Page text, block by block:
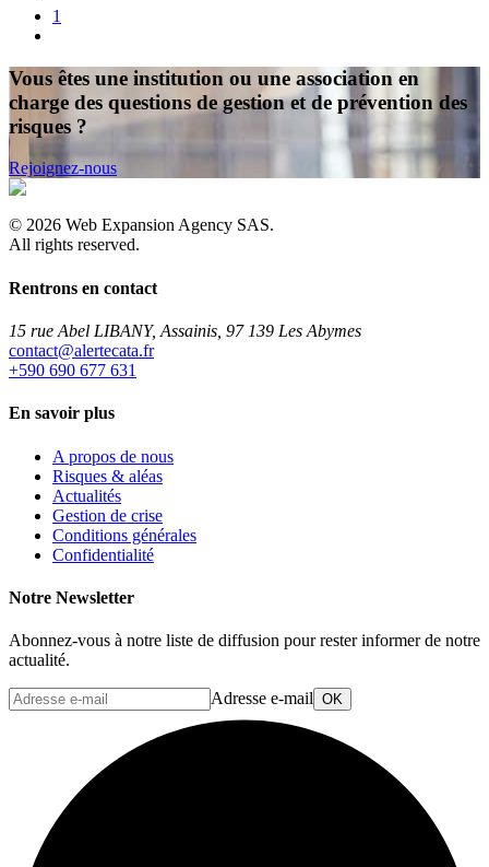
1
Vous êtes une institution ou une association en
charge des questions de gestion et de prévention des
risques ?
Rejoignez-nous
© 2026 Web Expansion Agency SAS.
All rights reserved.
Rentrons en contact
15 rue Abel LIBANY, Assainis, 97 139 Les Abymes
rf.atacetrela@tcatnoc
+590 690 677 631
En savoir plus
A propos de nous
Risques & aléas
Actualités
Gestion de crise
Conditions générales
Confidentialité
Notre Newsletter
Abonnez-vous à notre liste de diffusion pour rester informer de notre
actualité.
Adresse e-mail